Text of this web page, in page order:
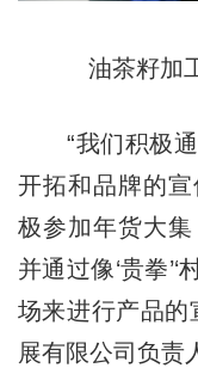
油茶籽加
“我们积极通
开拓和品牌的
极参加年货大集
并通过像‘贵拳’‘
场来进行产品的
展有限公司负责